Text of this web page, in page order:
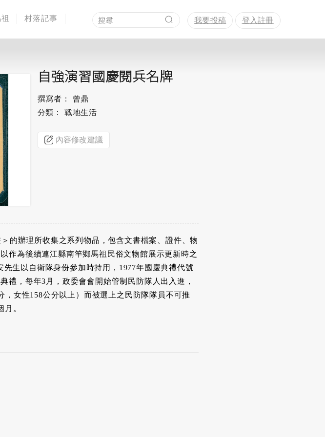
村落記事 我要投稿 登入註冊
自強演習國慶閱兵名牌
撰寫者： 曾鼎
分類： 戰地生活
內容修改建議
的辦理所收集之系列物品，包含文書檔案、證件、物
作為後續連江縣南竿鄉馬祖民俗文物館展示更新時之
生以自衛隊身份參加時持用，1977年國慶典禮代號
禮，每年3月，政委會會開始管制民防隊人出入進，
女性158公分以上）而被選上之民防隊隊員不可推
。